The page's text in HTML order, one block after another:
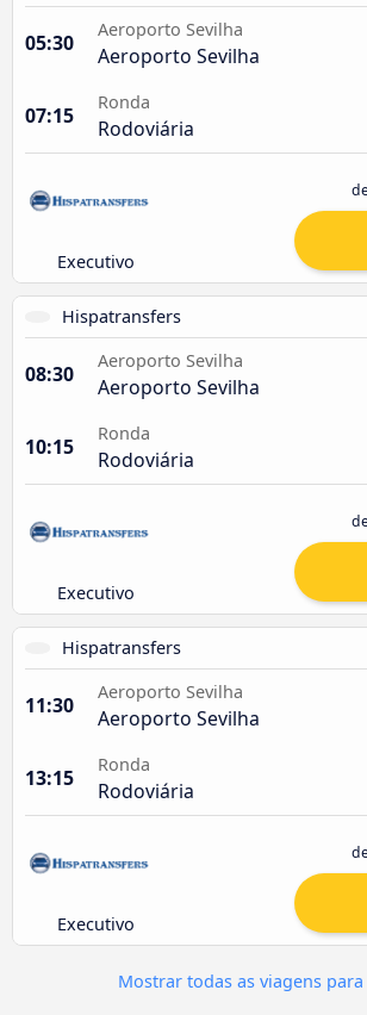
05:30
Aeroporto Sevilha
Aeroporto Sevilha
07:15
Ronda
Rodoviária
Executivo
Hispatransfers
08:30
Aeroporto Sevilha
Aeroporto Sevilha
10:15
Ronda
Rodoviária
Executivo
Hispatransfers
11:30
Aeroporto Sevilha
Aeroporto Sevilha
13:15
Ronda
Rodoviária
Executivo
Mostrar todas as viagens